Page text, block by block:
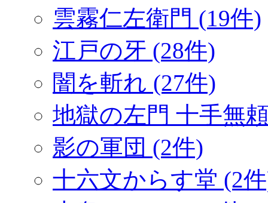
雲霧仁左衛門 (19件)
江戸の牙 (28件)
闇を斬れ (27件)
地獄の左門 十手無
影の軍団 (2件)
十六文からす堂 (2